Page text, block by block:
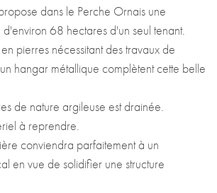
dans le Perche Ornais une
68 hectares d'un seul tenant.
pierres nécessitant des travaux de
hangar métallique complètent cette belle
de nature argileuse est drainée.
à reprendre.
conviendra parfaitement à un
en vue de solidifier une structure